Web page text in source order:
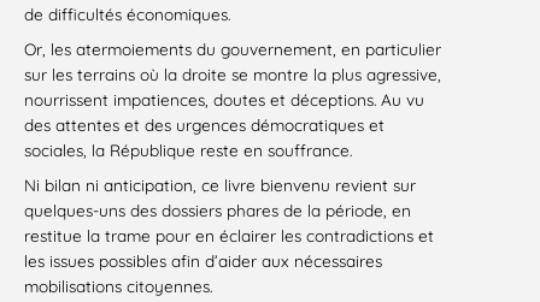
de difficultés économiques.
Or, les atermoiements du gouvernement, en particulier
sur les terrains où la droite se montre la plus agressive,
nourrissent impatiences, doutes et déceptions. Au vu
des attentes et des urgences démocratiques et
sociales, la République reste en souffrance.
Ni bilan ni anticipation, ce livre bienvenu revient sur
quelques-uns des dossiers phares de la période, en
restitue la trame pour en éclairer les contradictions et
les issues possibles afin d’aider aux nécessaires
mobilisations citoyennes.